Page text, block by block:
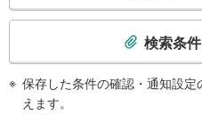
検
検索条
保存した条件の確認・通知設定
えます。